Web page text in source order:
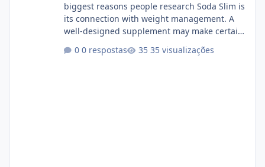
biggest reasons people research Soda Slim is
its connection with weight management. A
well-designed supplement may make certain
maintain, depending on its ingredients and
0 respostas 35 visualizações